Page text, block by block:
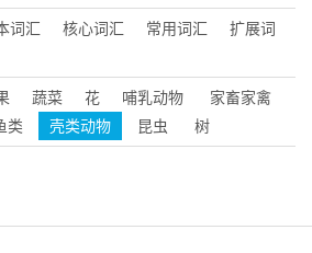
词汇 核心词汇 常用词汇
扩展词
蔬菜 花 哺乳动物
家畜家禽
类 壳类动物 昆虫 树